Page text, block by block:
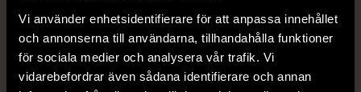
Vi använder enhetsidentifierare för att anpassa innehållet
och annonserna till användarna, tillhandahålla funktioner
för sociala medier och analysera vår trafik. Vi
vidarebefordrar även sådana identifierare och annan
1/5
EDBLAD
1/5
DYRBERG/KERN